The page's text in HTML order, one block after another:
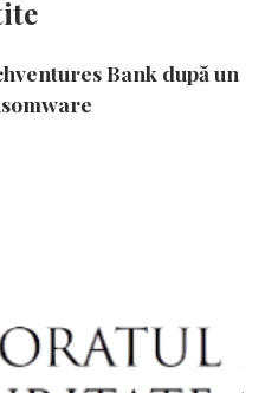
Bank după un